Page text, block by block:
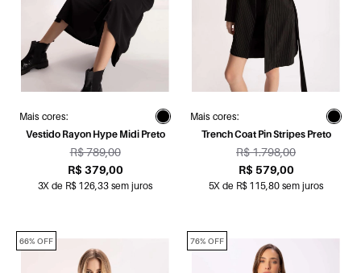
Mais cores:
Vestido Rayon Hype Midi Preto
R$ 789,00
R$ 379,00
3X de R$ 126,33 sem juros
Mais cores:
Trench Coat Pin Stripes Preto
R$ 1.798,00
R$ 579,00
5X de R$ 115,80 sem juros
66% OFF 76% OFF